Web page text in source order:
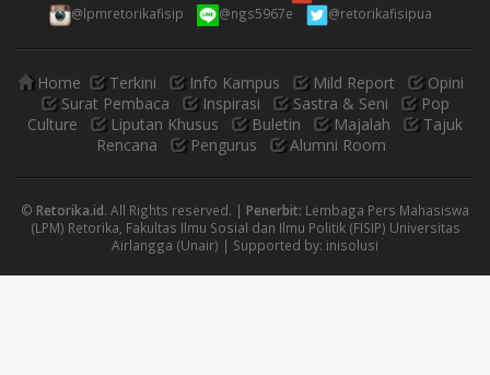
@lpmretorikafisip @ngs5967e @retorikafisipua
Home Terkini Info Kampus Mild Report
Opini
Surat Pembaca
Inspirasi Sastra & Seni
Pop
Culture
Liputan Khusus Buletin Majalah
Tajuk
Rencana
Pengurus Alumni Room
© Retorika.id. All Rights reserved. | Penerbit: Lembaga Pers Mahasiswa
(LPM) Retorika, Fakultas Ilmu Sosial dan Ilmu Politik (FISIP) Universitas
Airlangga (Unair) | Supported by: inisolusi